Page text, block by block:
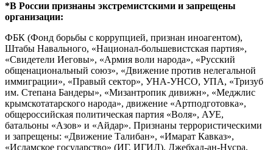
*В России признаны экстремистскими и запрещены
организации:
ФБК (Фонд борьбы с коррупцией, признан иноагентом),
Штабы Навального, «Национал-большевистская партия»,
«Свидетели Иеговы», «Армия воли народа», «Русский
общенациональный союз», «Движение против нелегальной
иммиграции», «Правый сектор», УНА-УНСО, УПА, «Тризуб
им. Степана Бандеры», «Мизантропик дивижн», «Меджлис
крымскотатарского народа», движение «Артподготовка»,
общероссийская политическая партия «Воля», АУЕ,
батальоны «Азов» и «Айдар». Признаны террористическими
и запрещены: «Движение Талибан», «Имарат Кавказ»,
«Исламское государство» (ИГ, ИГИЛ), Джебхад-ан-Нусра,